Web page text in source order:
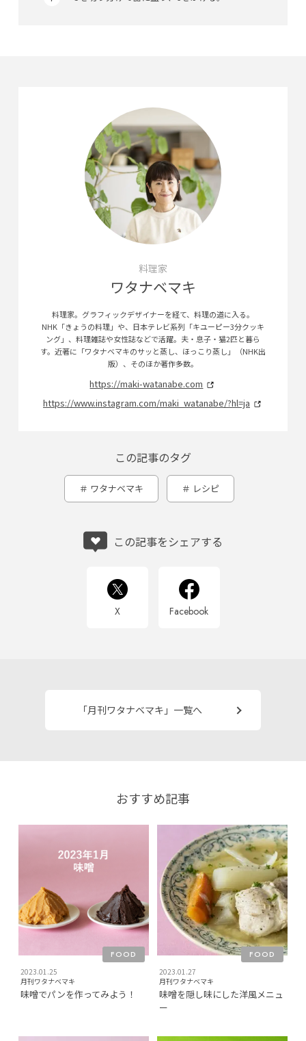
料理家
ワタナベマキ
料理家。グラフィックデザイナーを経て、料理の道に入る。
NHK「きょうの料理」や、日本テレビ系列「キユーピー3分クッキ
ング」、料理雑誌や女性誌などで活躍。夫・息子・猫2匹と暮ら
す。近著に「ワタナベマキのサッと蒸し、ほっこり蒸し」（NHK出
版）、そのほか著作多数。
https://maki-watanabe.com
https://www.instagram.com/maki_watanabe/?hl=ja
この記事のタグ
ワタナベマキ レシピ
この記事をシェアする
X Facebook
「月刊ワタナベマキ」一覧へ
おすすめ記事
2023.01.25
FOOD
月刊ワタナベマキ
味噌でパンを作ってみよう！
2023.01.27
FOOD
月刊ワタナベマキ
味噌を隠し味にした洋風メニュ
ー